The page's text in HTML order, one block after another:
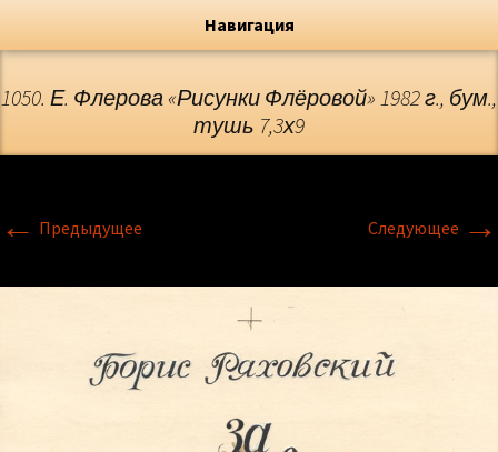
Флёрова Елена Николаевна
Художник, Официальный сайт
Навигация
1050. Е. Флерова «Рисунки Флёровой» 1982 г., бум.,
тушь 7,3х9
← Предыдущее Следующее →